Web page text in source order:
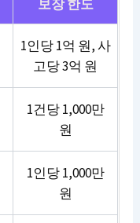
보장 한도
1인당 1억 원, 사
고당 3억 원
1건당 1,000만
원
1인당 1,000만
원